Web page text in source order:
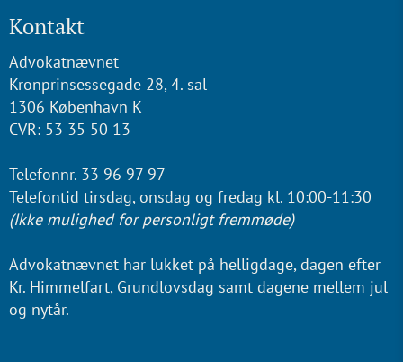
Kontakt
Advokatnævnet
Kronprinsessegade 28, 4. sal
1306 København K
CVR: 53 35 50 13
Telefonnr. 33 96 97 97
Telefontid tirsdag, onsdag og fredag kl. 10:00-11:30
(Ikke mulighed for personligt fremmøde)
Advokatnævnet har lukket på helligdage, dagen efter
Kr. Himmelfart, Grundlovsdag samt dagene mellem jul
og nytår.